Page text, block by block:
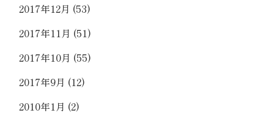
2017年12月 (53)
2017年11月 (51)
2017年10月 (55)
2017年9月 (12)
2010年1月 (2)